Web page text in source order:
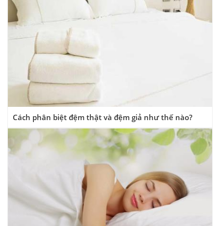
Cách phân biệt đệm thật và đệm giả như thế nào?